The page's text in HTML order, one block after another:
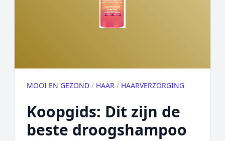
MOOI EN GEZOND / HAAR / HAARVERZORGING
Koopgids: Dit zijn de
beste droogshampoo